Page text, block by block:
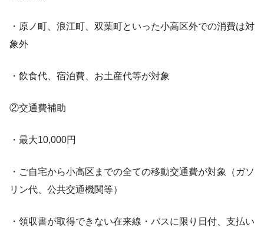
・原ノ町、浪江町、双葉町といった小高区外での消費は対
象外
・飲食代、宿泊費、お土産代等が対象
②交通費補助
・最大10,000円
・ご自宅から小高区までの全ての移動交通費が対象（ガソ
リン代、公共交通機関等）
・領収書が取得できない在来線・バスに限り日付、支払い